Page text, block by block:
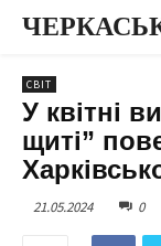
СВІТ
У квітні
щиті”
21.05.2024 0